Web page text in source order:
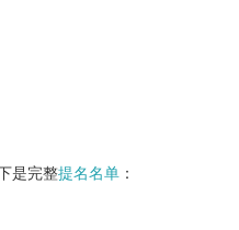
是完整提名名单 ：